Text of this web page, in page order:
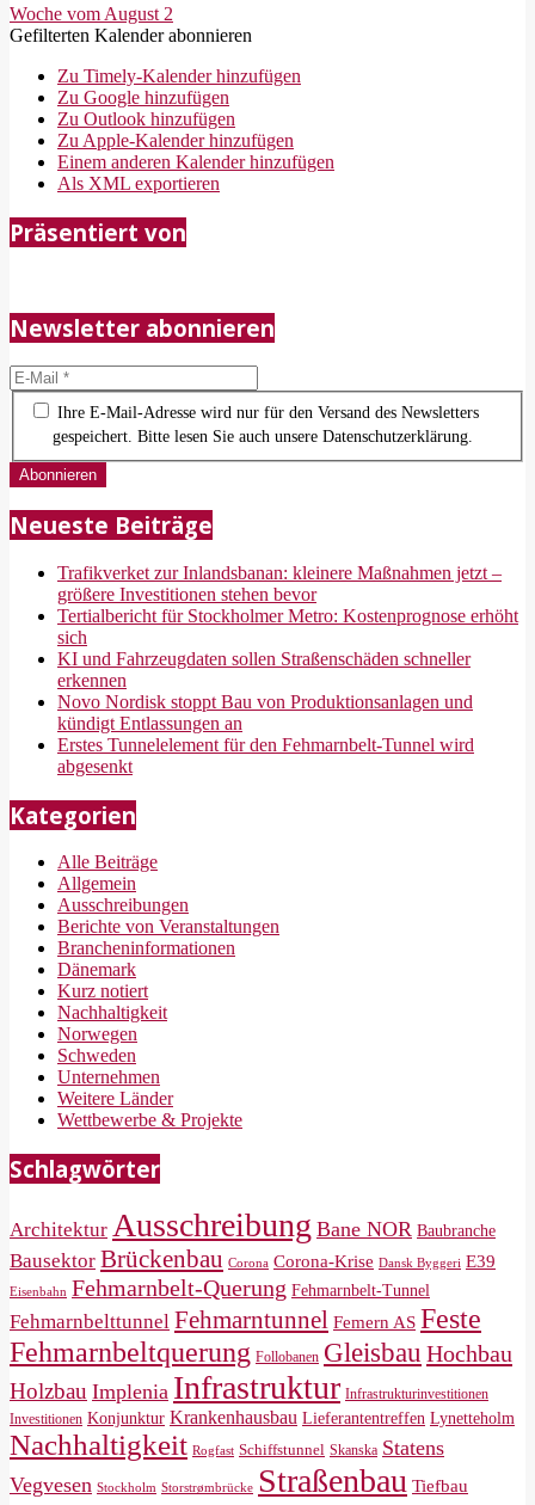
Woche vom August 2
Gefilterten Kalender abonnieren
Zu Timely-Kalender hinzufügen
Zu Google hinzufügen
Zu Outlook hinzufügen
Zu Apple-Kalender hinzufügen
Einem anderen Kalender hinzufügen
Als XML exportieren
2018-
05-
Präsentiert von
Newsletter abonnieren
Ihre E-Mail-Adresse wird nur für den Versand des Newsletters
gespeichert. Bitte lesen Sie auch unsere Datenschutzerklärung.
Neueste Beiträge
Trafikverket zur Inlandsbanan: kleinere Maßnahmen jetzt –
größere Investitionen stehen bevor
Tertialbericht für Stockholmer Metro: Kostenprognose erhöht
sich
KI und Fahrzeugdaten sollen Straßenschäden schneller
erkennen
Novo Nordisk stoppt Bau von Produktionsanlagen und
kündigt Entlassungen an
Erstes Tunnelelement für den Fehmarnbelt-Tunnel wird
abgesenkt
Kategorien
Alle Beiträge
Allgemein
Ausschreibungen
Berichte von Veranstaltungen
Brancheninformationen
Dänemark
Kurz notiert
Nachhaltigkeit
Norwegen
Schweden
Unternehmen
Weitere Länder
Wettbewerbe & Projekte
Schlagwörter
Architektur Ausschreibung Bane NOR Baubranche
Bausektor Brückenbau Corona Corona-Krise Dansk Byggeri E39
Eisenbahn Fehmarnbelt-Querung Fehmarnbelt-Tunnel
Fehmarnbelttunnel Fehmarntunnel Femern AS Feste
Fehmarnbeltquerung Follobanen Gleisbau Hochbau
Holzbau Implenia Infrastruktur Infrastrukturinvestitionen
Investitionen Konjunktur Krankenhausbau Lieferantentreffen Lynetteholm
Nachhaltigkeit Rogfast Schiffstunnel Skanska Statens
Vegvesen Stockholm Storstrømbrücke Straßenbau Tiefbau